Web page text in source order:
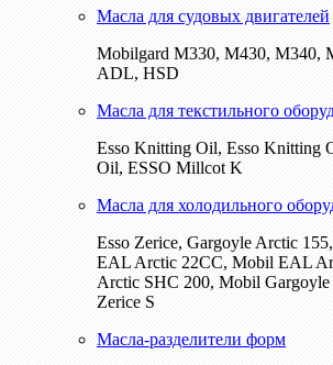
Масла для судовых двигателей
Mobilgard M330, M430, M340,
ADL, HSD
Масла для текстильного
Esso Knitting Oil, Esso Knitting
Oil, ESSO Millcot K
Масла для холодильного
Esso Zerice, Gargoyle Arctic
EAL Arctic 22CC, Mobil EAL
Arctic SHC 200, Mobil
Zerice S
Масла-разделители форм